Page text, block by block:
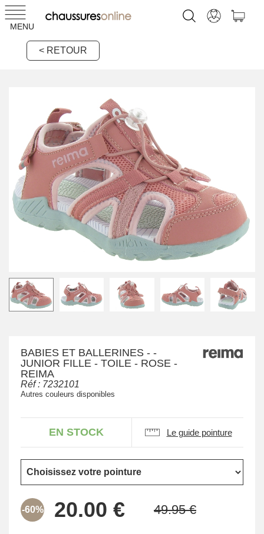
MENU
< RETOUR
BABIES ET BALLERINES - -
JUNIOR FILLE - TOILE - ROSE -
REIMA
Réf : 7232101
Autres couleurs disponibles
EN STOCK Le guide pointure
-60%